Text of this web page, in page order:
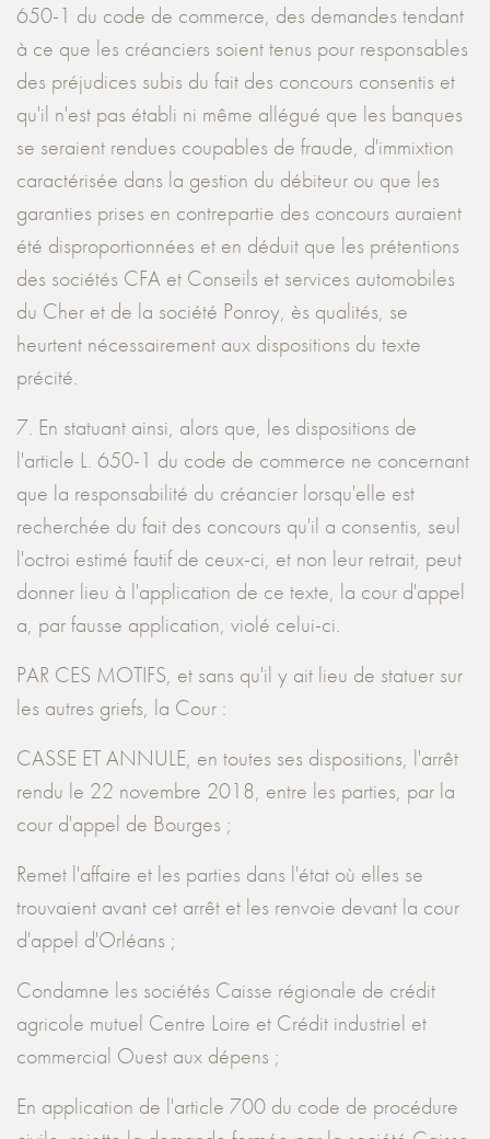
650-1 du code de commerce, des demandes tendant
à ce que les créanciers soient tenus pour responsables
des préjudices subis du fait des concours consentis et
qu'il n'est pas établi ni même allégué que les banques
se seraient rendues coupables de fraude, d'immixtion
caractérisée dans la gestion du débiteur ou que les
garanties prises en contrepartie des concours auraient
été disproportionnées et en déduit que les prétentions
des sociétés CFA et Conseils et services automobiles
du Cher et de la société Ponroy, ès qualités, se
heurtent nécessairement aux dispositions du texte
précité.
7. En statuant ainsi, alors que, les dispositions de
l'article L. 650-1 du code de commerce ne concernant
que la responsabilité du créancier lorsqu'elle est
recherchée du fait des concours qu'il a consentis, seul
l'octroi estimé fautif de ceux-ci, et non leur retrait, peut
donner lieu à l'application de ce texte, la cour d'appel
a, par fausse application, violé celui-ci.
PAR CES MOTIFS, et sans qu'il y ait lieu de statuer sur
les autres griefs, la Cour :
CASSE ET ANNULE, en toutes ses dispositions, l'arrêt
rendu le 22 novembre 2018, entre les parties, par la
cour d'appel de Bourges ;
Remet l'affaire et les parties dans l'état où elles se
trouvaient avant cet arrêt et les renvoie devant la cour
d'appel d'Orléans ;
Condamne les sociétés Caisse régionale de crédit
agricole mutuel Centre Loire et Crédit industriel et
commercial Ouest aux dépens ;
En application de l'article 700 du code de procédure